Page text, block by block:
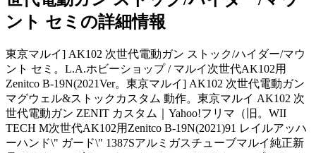
ント セミの詳細情報
東京マルイ] AK102 次世代電動ガン ストック/ハイダー/マウ
ント セミ。L.A.ホビーショップ / マルイ次世代AK102用
Zenitco B-19N(2021Ver。東京マルイ] AK102 次世代電動ガン
マグウェル&ストックカスタム 動作。東京マルイ AK102 次
世代電動ガン ZENIT カスタム｜Yahoo!フリマ（旧。WII
TECH M次世代AK102用Zenitco B-19N(2021)91 レイルアッハ
ーハンド\" ガード\" 1387Sアルミガスチューブマルイ純正新